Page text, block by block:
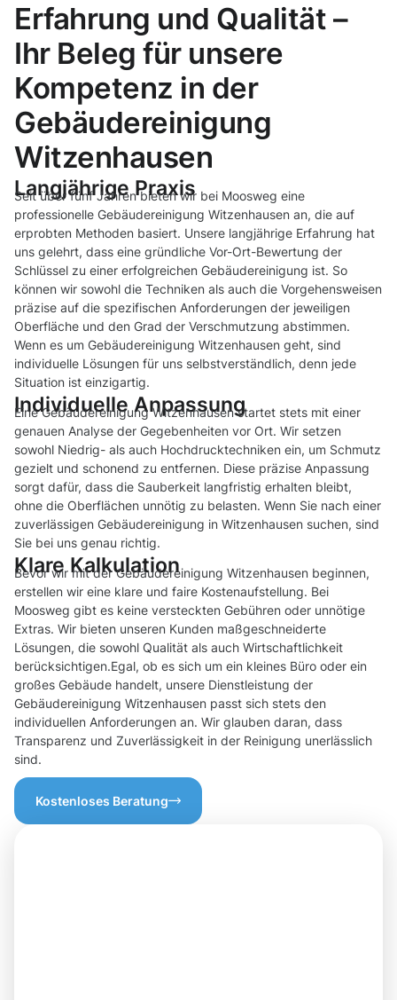
Erfahrung und Qualität –
Ihr Beleg für unsere
Kompetenz in der
Gebäudereinigung
Witzenhausen
Langjährige Praxis
Seit über fünf Jahren bieten wir bei Moosweg eine
professionelle Gebäudereinigung Witzenhausen an, die auf
erprobten Methoden basiert. Unsere langjährige Erfahrung hat
uns gelehrt, dass eine gründliche Vor-Ort-Bewertung der
Schlüssel zu einer erfolgreichen Gebäudereinigung ist. So
können wir sowohl die Techniken als auch die Vorgehensweisen
präzise auf die spezifischen Anforderungen der jeweiligen
Oberfläche und den Grad der Verschmutzung abstimmen.
Wenn es um Gebäudereinigung Witzenhausen geht, sind
individuelle Lösungen für uns selbstverständlich, denn jede
Situation ist einzigartig.
Individuelle Anpassung
Eine Gebäudereinigung Witzenhausen startet stets mit einer
genauen Analyse der Gegebenheiten vor Ort. Wir setzen
sowohl Niedrig- als auch Hochdrucktechniken ein, um Schmutz
gezielt und schonend zu entfernen. Diese präzise Anpassung
sorgt dafür, dass die Sauberkeit langfristig erhalten bleibt,
ohne die Oberflächen unnötig zu belasten. Wenn Sie nach einer
zuverlässigen Gebäudereinigung in Witzenhausen suchen, sind
Sie bei uns genau richtig.
Klare Kalkulation
Bevor wir mit der Gebäudereinigung Witzenhausen beginnen,
erstellen wir eine klare und faire Kostenaufstellung. Bei
Moosweg gibt es keine versteckten Gebühren oder unnötige
Extras. Wir bieten unseren Kunden maßgeschneiderte
Lösungen, die sowohl Qualität als auch Wirtschaftlichkeit
berücksichtigen.Egal, ob es sich um ein kleines Büro oder ein
großes Gebäude handelt, unsere Dienstleistung der
Gebäudereinigung Witzenhausen passt sich stets den
individuellen Anforderungen an. Wir glauben daran, dass
Transparenz und Zuverlässigkeit in der Reinigung unerlässlich
sind.
Kostenloses Beratung